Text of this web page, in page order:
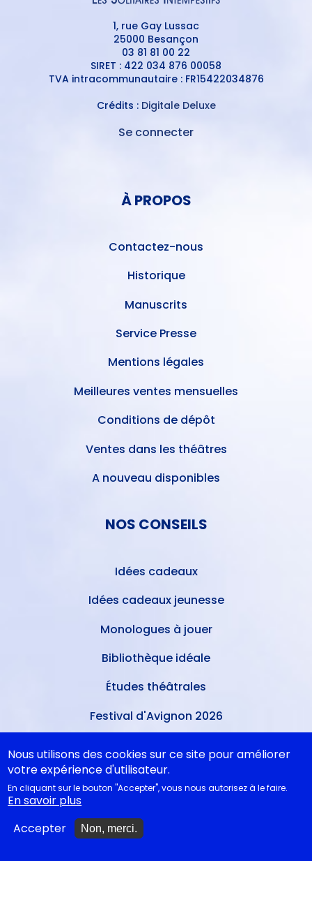
1, rue Gay Lussac
25000 Besançon
03 81 81 00 22
SIRET : 422 034 876 00058
TVA intracommunautaire : FR15422034876
Crédits : Digitale Deluxe
Se connecter
À PROPOS
Contactez-nous
Historique
Manuscrits
Service Presse
Mentions légales
Meilleures ventes mensuelles
Conditions de dépôt
Ventes dans les théâtres
A nouveau disponibles
NOS CONSEILS
Idées cadeaux
Idées cadeaux jeunesse
Monologues à jouer
Bibliothèque idéale
Études théâtrales
Festival d'Avignon 2026
relectures...
Nous utilisons des cookies sur ce site pour améliorer
votre expérience d'utilisateur.
En cliquant sur le bouton "Accepter", vous nous autorisez à le faire.
En savoir plus
Accepter
Non, merci.